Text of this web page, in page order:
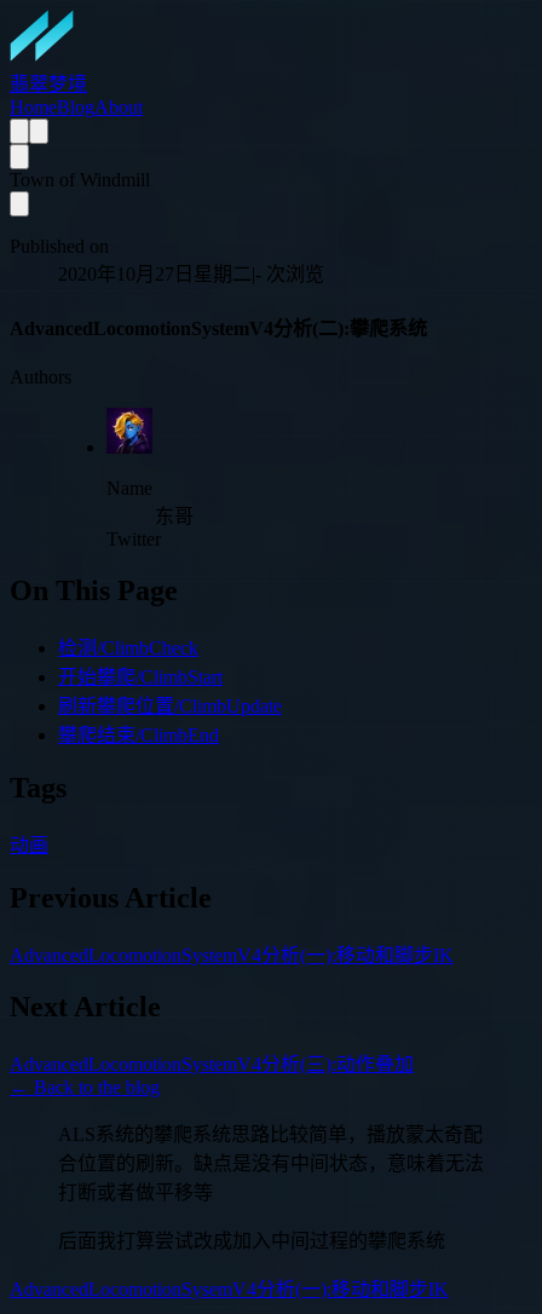
翡翠梦境
HomeBlogAbout
Town of Windmill
Published on
2020年10月27日星期二|- 次浏览
AdvancedLocomotionSystemV4分析(二):攀爬系统
Authors
Name
东哥
Twitter
On This Page
检测/ClimbCheck
开始攀爬/ClimbStart
刷新攀爬位置/ClimbUpdate
攀爬结束/ClimbEnd
Tags
动画
Previous Article
AdvancedLocomotionSystemV4分析(一):移动和脚步IK
Next Article
AdvancedLocomotionSystemV4分析(三):动作叠加
← Back to the blog
ALS系统的攀爬系统思路比较简单，播放蒙太奇配
合位置的刷新。缺点是没有中间状态，意味着无法
打断或者做平移等
后面我打算尝试改成加入中间过程的攀爬系统
AdvancedLocomotionSysemV4分析(一):移动和脚步IK